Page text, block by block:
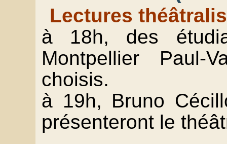
Lectures
à 18h, des
Montpellier Paul-
choisis.
à 19h, Bruno
présenteront le